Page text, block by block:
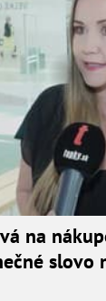
na
slovo